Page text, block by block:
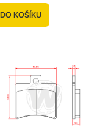
KOŠÍKU